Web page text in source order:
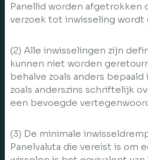
Panellid worden
verzoek tot inwisseling wordt
(2) Alle inwisselingen zijn
kunnen niet worden
behalve zoals anders
zoals anderszins schriftelijk
een bevoegde
(3) De minimale
Panelvaluta die vereist is om